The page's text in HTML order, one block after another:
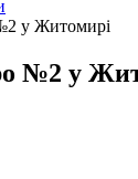
у Житомирі
№2 у